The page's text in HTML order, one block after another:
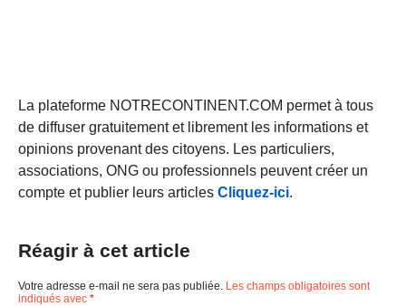
La plateforme NOTRECONTINENT.COM permet à tous
de diffuser gratuitement et librement les informations et
opinions provenant des citoyens. Les particuliers,
associations, ONG ou professionnels peuvent créer un
compte et publier leurs articles Cliquez-ici.
Réagir à cet article
Votre adresse e-mail ne sera pas publiée. Les champs obligatoires sont
indiqués avec *